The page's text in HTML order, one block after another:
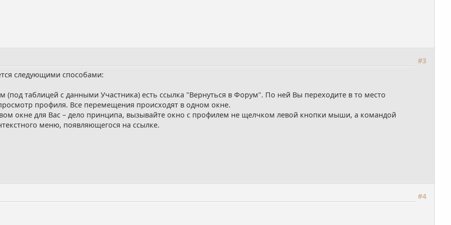
#3
следующими способами:
(под таблицей с данными Участника) есть ссылка "Вернуться в Форум". По ней Вы переходите в то место
профиля. Все перемещения происходят в одном окне.
окне для Вас – дело принципа, вызывайте окно с профилем не щелчком левой кнопки мыши, а командой
меню, появляющегося на ссылке.
#4